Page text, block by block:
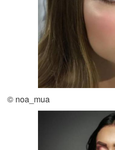
© noa_mua